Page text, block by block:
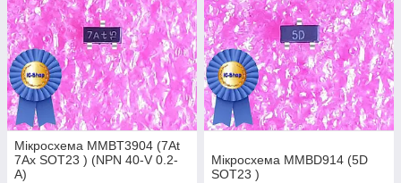
Мікросхема MMBT3904 (7At
7Ax SOT23 ) (NPN 40-V 0.2-
A)
Мікросхема MMBD914 (5D
SOT23 )